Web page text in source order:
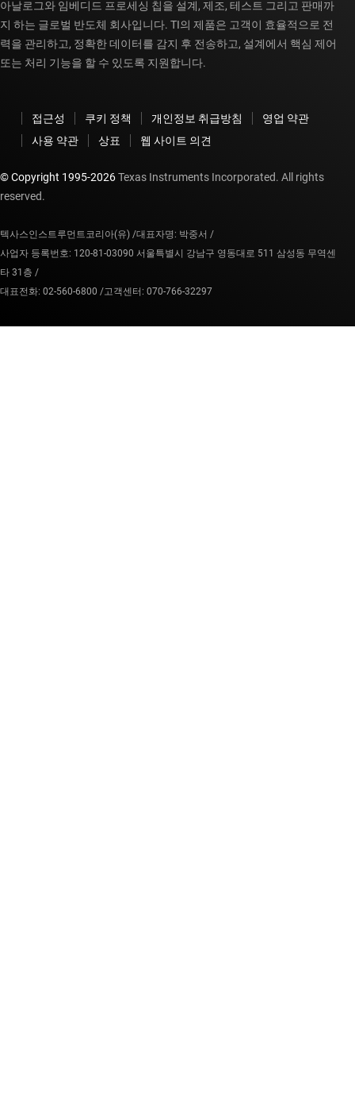
아날로그와 임베디드 프로세싱 칩을 설계, 제조, 테스트 그리고 판매까
지 하는 글로벌 반도체 회사입니다. TI의 제품은 고객이 효율적으로 전
력을 관리하고, 정확한 데이터를 감지 후 전송하고, 설계에서 핵심 제어
또는 처리 기능을 할 수 있도록 지원합니다.
접근성 쿠키 정책 개인정보 취급방침
영업 약관
사용 약관
상표 웹 사이트 의견
© Copyright 1995-2026Texas Instruments Incorporated. All rights
reserved.
텍사스인스트루먼트코리아(유) /대표자명: 박중서 /
사업자 등록번호: 120-81-03090 서울특별시 강남구 영동대로 511 삼성동 무역센
타 31층 /
대표전화: 02-560-6800 /고객센터: 070-766-32297